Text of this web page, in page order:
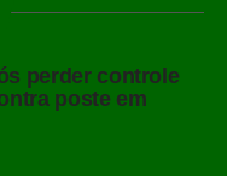
perder controle
poste em